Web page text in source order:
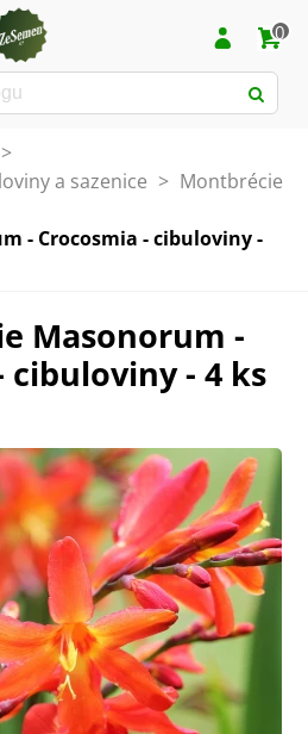
0
>
a sazenice > Montbrécie
- Crocosmia - cibuloviny -
Masonorum -
cibuloviny - 4 ks